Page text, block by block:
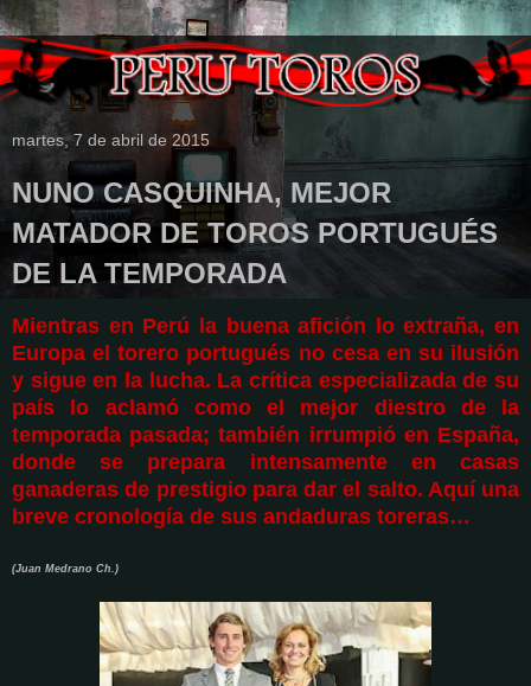
martes, 7 de abril de 2015
NUNO CASQUINHA, MEJOR
MATADOR DE TOROS PORTUGUÉS
DE LA TEMPORADA
Mientras en Perú la buena afición lo extraña, en
Europa el torero portugués no cesa en su ilusión
y sigue en la lucha. La crítica especializada de su
país lo aclamó como el mejor diestro de la
temporada pasada; también irrumpió en España,
donde se prepara intensamente en casas
ganaderas de prestigio para dar el salto. Aquí una
breve cronología de sus andaduras toreras…
(Juan Medrano Ch.)